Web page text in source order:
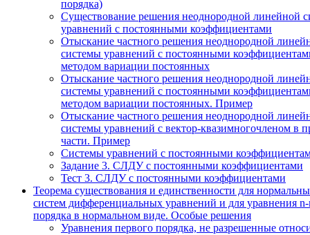
порядка)
Существование решения неоднородной линейной
уравнений с постоянными коэффициентами
Отыскание частного решения неоднородной
системы уравнений с постоянными
методом вариации постоянных
Отыскание частного решения неоднородной
системы уравнений с постоянными
методом вариации постоянных. Пример
Отыскание частного решения неоднородной
системы уравнений с вектор-квазимногочленом в
части. Пример
Системы уравнений с постоянными
Задание 3. СЛДУ с постоянными коэффициентами
Тест 3. СЛДУ с постоянными коэффициентами
Теорема существования и единственности для
систем дифференциальных уравнений и для уравнения n-
порядка в нормальном виде. Особые решения
Уравнения первого порядка, не разрешенные